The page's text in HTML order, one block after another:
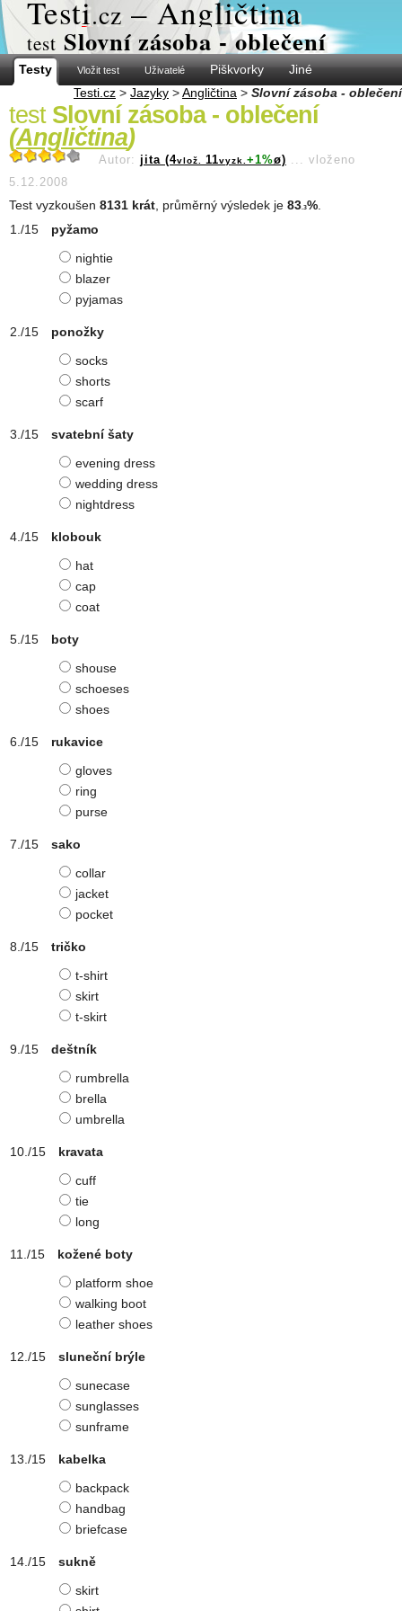
Testi.cz – Angličtina
test Slovní zásoba - oblečení
Testy Vložit test Uživatelé Piškvorky
Jiné
Testi.cz > Jazyky >Angličtina > Slovní zásoba - oblečení
test Slovní zásoba - oblečení
(Angličtina)
Autor: jita (4vlož. 11vyzk. +1%ø) ... vloženo
5.12.2008
Test vyzkoušen 8131 krát , průměrný výsledek je 83 .3%
pyžamo
nightie
blazer
pyjamas
ponožky
socks
shorts
scarf
svatební šaty
evening dress
wedding dress
nightdress
klobouk
hat
cap
coat
boty
shouse
schoeses
shoes
rukavice
gloves
ring
purse
sako
collar
jacket
pocket
tričko
t-shirt
skirt
t-skirt
deštník
rumbrella
brella
umbrella
kravata
cuff
tie
long
kožené boty
platform shoe
walking boot
leather shoes
sluneční brýle
sunecase
sunglasses
sunframe
kabelka
backpack
handbag
briefcase
sukně
skirt